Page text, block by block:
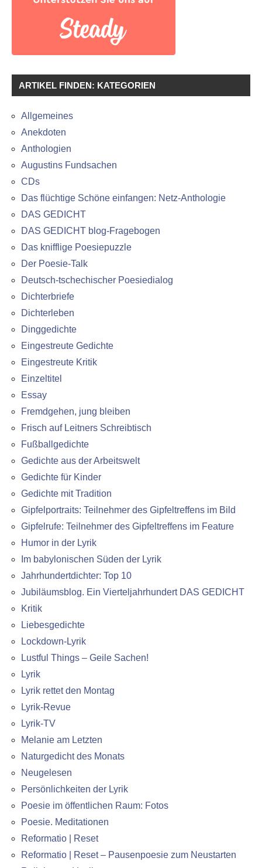
ARTIKEL FINDEN: KATEGORIEN
Allgemeines
Anekdoten
Anthologien
Augustins Fundsachen
CDs
Das flüchtige Schöne einfangen: Netz-Anthologie
DAS GEDICHT
DAS GEDICHT blog-Fragebogen
Das knifflige Poesiepuzzle
Der Poesie-Talk
Deutsch-tschechischer Poesiedialog
Dichterbriefe
Dichterleben
Dinggedichte
Eingestreute Gedichte
Eingestreute Kritik
Einzeltitel
Essay
Fremdgehen, jung bleiben
Frisch auf Leitners Schreibtisch
Fußballgedichte
Gedichte aus der Arbeitswelt
Gedichte für Kinder
Gedichte mit Tradition
Gipfelportraits: Teilnehmer des Gipfeltreffens im Bild
Gipfelrufe: Teilnehmer des Gipfeltreffens im Feature
Humor in der Lyrik
Im babylonischen Süden der Lyrik
Jahrhundertdichter: Top 10
Jubiläumsblog. Ein Vierteljahrhundert DAS GEDICHT
Kritik
Liebesgedichte
Lockdown-Lyrik
Lustful Things – Geile Sachen!
Lyrik
Lyrik rettet den Montag
Lyrik-Revue
Lyrik-TV
Melanie am Letzten
Naturgedicht des Monats
Neugelesen
Persönlichkeiten der Lyrik
Poesie im öffentlichen Raum: Fotos
Poesie. Meditationen
Reformatio | Reset
Reformatio | Reset – Pausenpoesie zum Neustarten